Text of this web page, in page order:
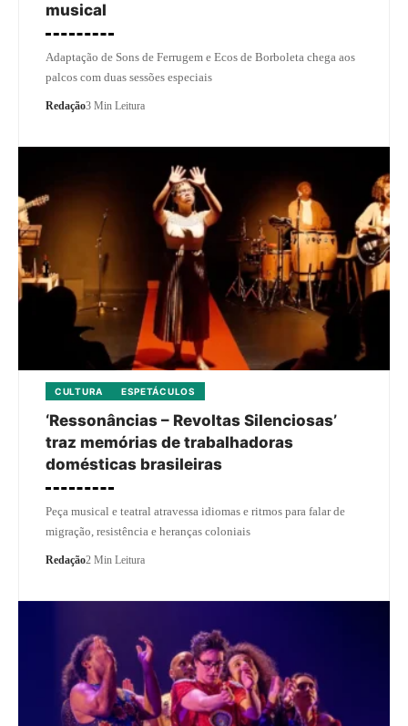
musical
Adaptação de Sons de Ferrugem e Ecos de Borboleta chega aos
palcos com duas sessões especiais
Redação3 Min Leitura
CULTURA ESPETÁCULOS
‘Ressonâncias – Revoltas Silenciosas’
traz memórias de trabalhadoras
domésticas brasileiras
Peça musical e teatral atravessa idiomas e ritmos para falar de
migração, resistência e heranças coloniais
Redação2 Min Leitura